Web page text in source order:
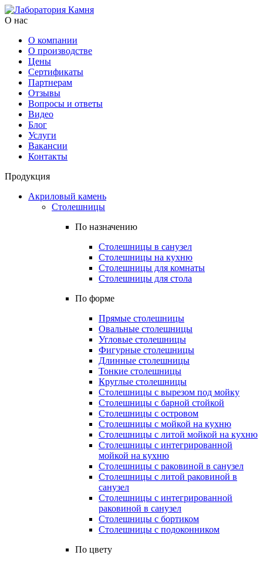
О нас
О компании
О производстве
Цены
Cертификаты
Партнерам
Отзывы
Вопросы и ответы
Видео
Блог
Услуги
Вакансии
Контакты
Продукция
Акриловый камень
Столешницы
По назначению
Столешницы в санузел
Столешницы на кухню
Столешницы для комнаты
Столешницы для стола
По форме
Прямые столешницы
Овальные столешницы
Угловые столешницы
Фигурные столешницы
Длинные столешницы
Тонкие столешницы
Круглые столешницы
Столешницы с вырезом под мойку
Столешницы с барной стойкой
Столешницы с островом
Столешницы с мойкой на кухню
Столешницы с литой мойкой на кухню
Столешницы с интегрированной
мойкой на кухню
Столешницы с раковиной в санузел
Столешницы с литой раковиной в
санузел
Столешницы с интегрированной
раковиной в санузел
Столешницы с бортиком
Столешницы с подоконником
По цвету